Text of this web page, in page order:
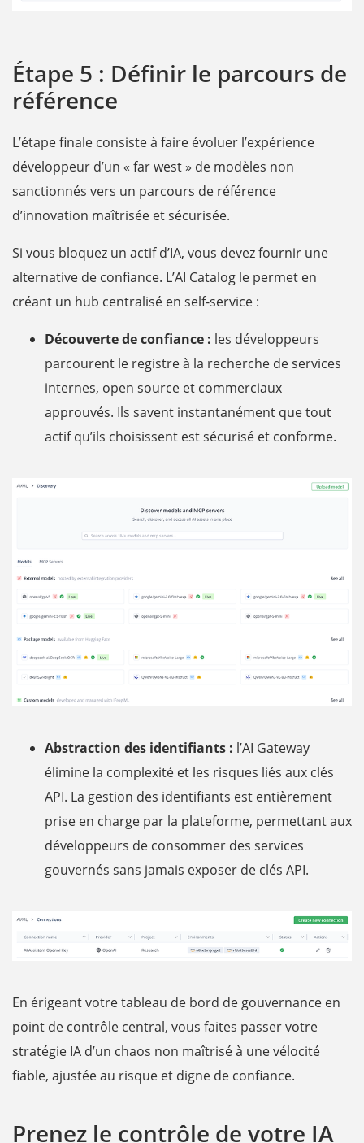
Étape 5 : Définir le parcours de
référence
L’étape finale consiste à faire évoluer l’expérience
développeur d’un « far west » de modèles non
sanctionnés vers un parcours de référence
d’innovation maîtrisée et sécurisée.
Si vous bloquez un actif d’IA, vous devez fournir une
alternative de confiance. L’AI Catalog le permet en
créant un hub centralisé en self-service :
Découverte de confiance : les développeurs
parcourent le registre à la recherche de services
internes, open source et commerciaux
approuvés. Ils savent instantanément que tout
actif qu’ils choisissent est sécurisé et conforme.
Abstraction des identifiants : l’AI Gateway
élimine la complexité et les risques liés aux clés
API. La gestion des identifiants est entièrement
prise en charge par la plateforme, permettant aux
développeurs de consommer des services
gouvernés sans jamais exposer de clés API.
En érigeant votre tableau de bord de gouvernance en
point de contrôle central, vous faites passer votre
stratégie IA d’un chaos non maîtrisé à une vélocité
fiable, ajustée au risque et digne de confiance.
Prenez le contrôle de votre IA